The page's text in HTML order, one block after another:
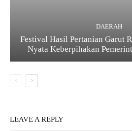
DAERAH
Festival Hasil Pertanian Garut
Nyata Keberpihakan
LEAVE A REPLY